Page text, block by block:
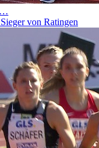
von Ratingen